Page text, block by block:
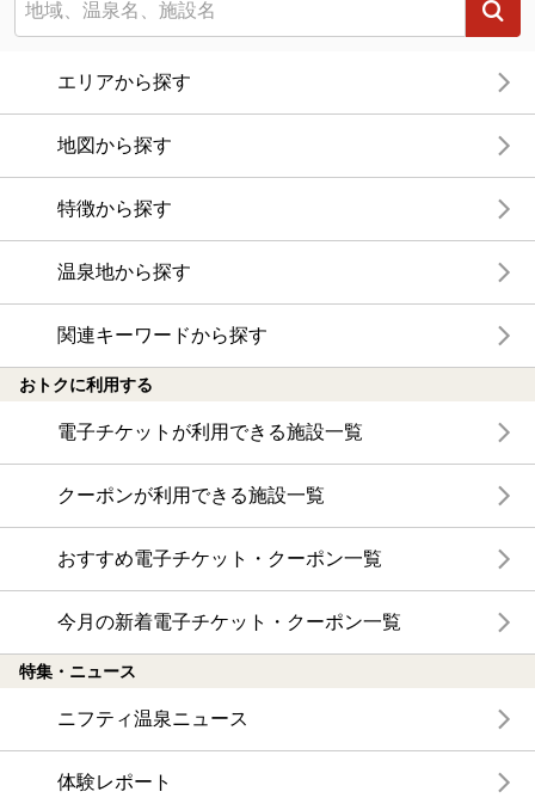
エリアから探す
地図から探す
特徴から探す
温泉地から探す
関連キーワードから探す
おトクに利用する
電子チケットが利用できる施設一覧
クーポンが利用できる施設一覧
おすすめ電子チケット・クーポン一覧
今月の新着電子チケット・クーポン一覧
特集・ニュース
ニフティ温泉ニュース
体験レポート